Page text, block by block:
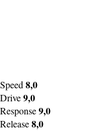
Speed 8,0
Drive9,0
Response9,0
Release8,0